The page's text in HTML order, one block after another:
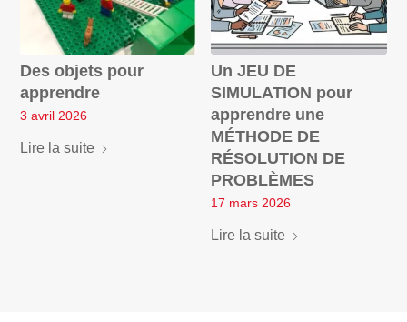
Des objets pour
apprendre
3 avril 2026
Lire la suite
Un JEU DE
SIMULATION pour
apprendre une
MÉTHODE DE
RÉSOLUTION DE
PROBLÈMES
17 mars 2026
Lire la suite